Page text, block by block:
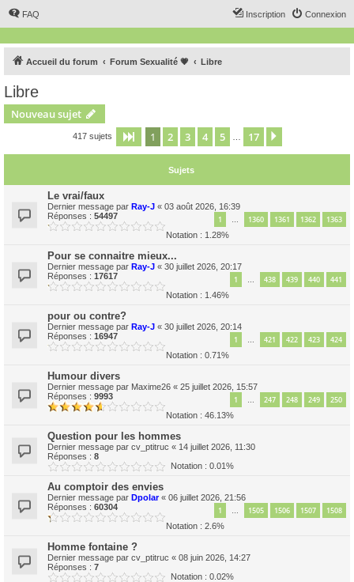
FAQ Connexion
Inscription
Accueil du forum Forum Sexualité 💗 Libre
Libre
Nouveau sujet
417 sujets Page 1sur17
1 2 3 4 5 17
Sujets
Le vrai/faux
Dernier message par Ray-J « 03 août 2026, 16:39
Réponses : 54497 1 … 1360 1361 1362 1363
Notation : 1.28%
Pour se connaitre mieux...
Dernier message par Ray-J « 30 juillet 2026, 20:17
Réponses : 17617 1 … 438 439 440 441
Notation : 1.46%
pour ou contre?
Dernier message par Ray-J « 30 juillet 2026, 20:14
Réponses : 16947 1 … 421 422 423 424
Notation : 0.71%
Humour divers
Dernier message par Maxime26 « 25 juillet 2026, 15:57
Réponses : 9993 1 … 247 248 249 250
Notation : 46.13%
Question pour les hommes
Dernier message par cv_ptitruc « 14 juillet 2026, 11:30
Réponses : 8
Notation : 0.01%
Au comptoir des envies
Dernier message par Dpolar« 06 juillet 2026, 21:56
Réponses : 60304 1 … 1505 1506 1507 1508
Notation : 2.6%
Homme fontaine ?
Dernier message par cv_ptitruc « 08 juin 2026, 14:27
Réponses : 7
Notation : 0.02%